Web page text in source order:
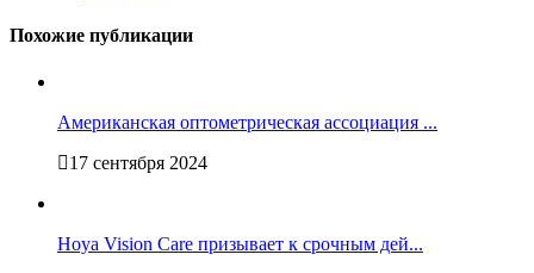
Похожие публикации
Американская оптометрическая ассоциация ...
17 сентября 2024
Hoya Vision Care призывает к срочным дей...